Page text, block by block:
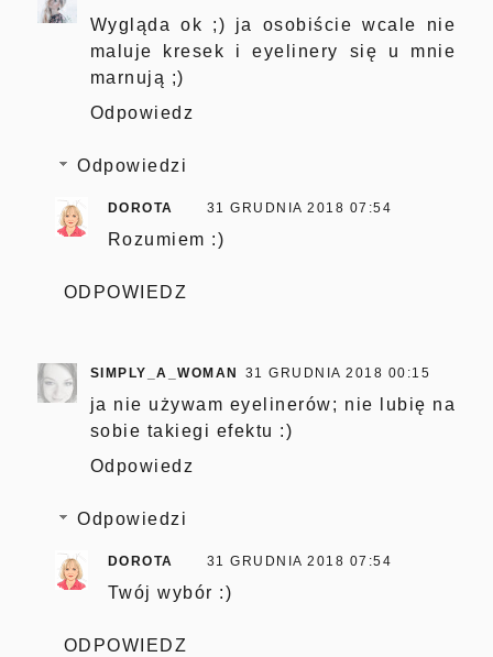
Wygląda ok ;) ja osobiście wcale nie
maluje kresek i eyelinery się u mnie
marnują ;)
Odpowiedz
Odpowiedzi
DOROTA 31 GRUDNIA 2018 07:54
Rozumiem :)
ODPOWIEDZ
SIMPLY_A_WOMAN 31 GRUDNIA 2018 00:15
ja nie używam eyelinerów; nie lubię na
sobie takiegi efektu :)
Odpowiedz
Odpowiedzi
DOROTA 31 GRUDNIA 2018 07:54
Twój wybór :)
ODPOWIEDZ